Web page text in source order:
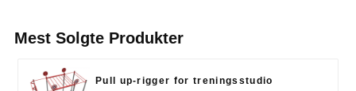
Mest Solgte Produkter
Pull up-rigger for treningsstudio